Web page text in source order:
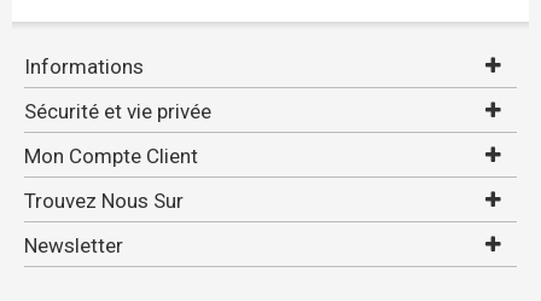
Informations
Sécurité et vie privée
Mon Compte Client
Trouvez Nous Sur
Newsletter